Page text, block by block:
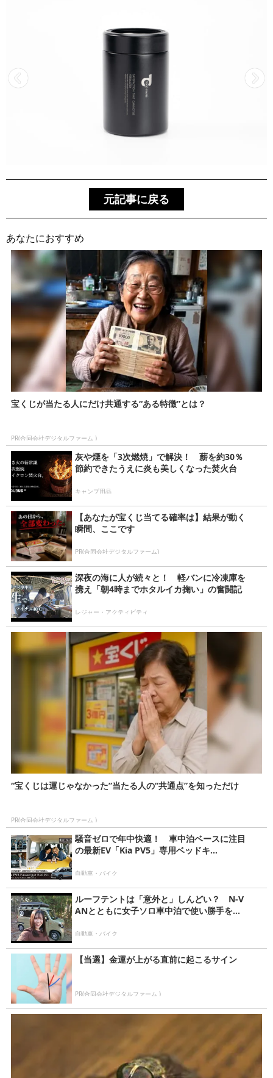
元記事に戻る
あなたにおすすめ
宝くじが当たる人にだけ共通する“ある特徴”とは？
PR(合同会社デジタルファーム )
灰や煙を「3次燃焼」で解決！ 薪を約30％
節約できたうえに炎も美しくなった焚火台
キャンプ用品
【あなたが宝くじ当てる確率は】結果が動く
瞬間、ここです
PR(合同会社デジタルファーム)
深夜の海に人が続々と！ 軽バンに冷凍庫を
携え「朝4時までホタルイカ掬い」の奮闘記
レジャー・アクティビティ
“宝くじは運じゃなかった”当たる人の“共通点”を知っただけ
PR(合同会社デジタルファーム )
騒音ゼロで年中快適！ 車中泊ベースに注目
の最新EV「Kia PV5」専用ベッドキ...
自動車・バイク
ルーフテントは「意外と」しんどい？ N-V
ANとともに女子ソロ車中泊で使い勝手を...
自動車・バイク
【当選】金運が上がる直前に起こるサイン
PR(合同会社デジタルファーム )